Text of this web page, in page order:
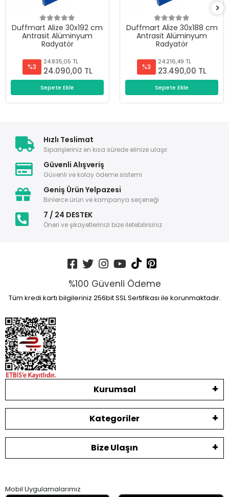
Duffmart Alize 30x192 cm
Antrasit Alüminyum
Radyatör
%3
24.835,05 TL
24.090,00 TL
Sepete Ekle
Duffmart Alize 30x188 cm
Antrasit Alüminyum
Radyatör
%3
24.216,49 TL
23.490,00 TL
Sepete Ekle
Hızlı Teslimat
Siparişleriniz en kısa sürede elinize ulaşır.
Güvenli Alışveriş
Güvenli ve kolay ödeme sistemi
Geniş Ürün Yelpazesi
Binlerce ürün ve kampanya seçeneği
7 / 24 DESTEK
Öneri ve şikayetlerinizi bize iletebilirsiniz.
%100 Güvenli Ödeme
Tüm kredi kartı bilgileriniz 256bit SSL Sertifikası ile korunmaktadır.
Kurumsal
Kategoriler
Bize Ulaşın
Mobil Uygulamalarımız